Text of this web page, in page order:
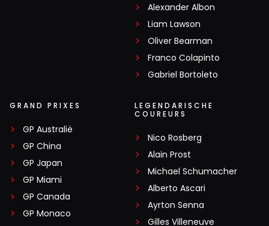
Alexander Albon
Liam Lawson
Oliver Bearman
Franco Colapinto
Gabriel Bortoleto
GRAND PRIXES
GP Australië
GP China
GP Japan
GP Miami
GP Canada
GP Monaco
LEGENDARISCHE
COUREURS
Nico Rosberg
Alain Prost
Michael Schumacher
Alberto Ascari
Ayrton Senna
Gilles Villeneuve